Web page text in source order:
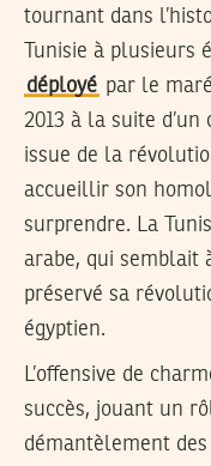
tournant dans
Tunisie à plusieurs
déployé par le
2013 à la suite
issue de la
accueillir son
surprendre. La
arabe, qui semblait
préservé sa
égyptien.
L’offensive de
succès, jouant un
démantèlement